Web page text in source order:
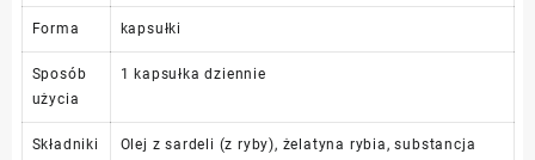
Forma kapsułki
Sposób
użycia
1 kapsułka dziennie
Składniki
Olej z sardeli (z ryby), żelatyna rybia, substancja